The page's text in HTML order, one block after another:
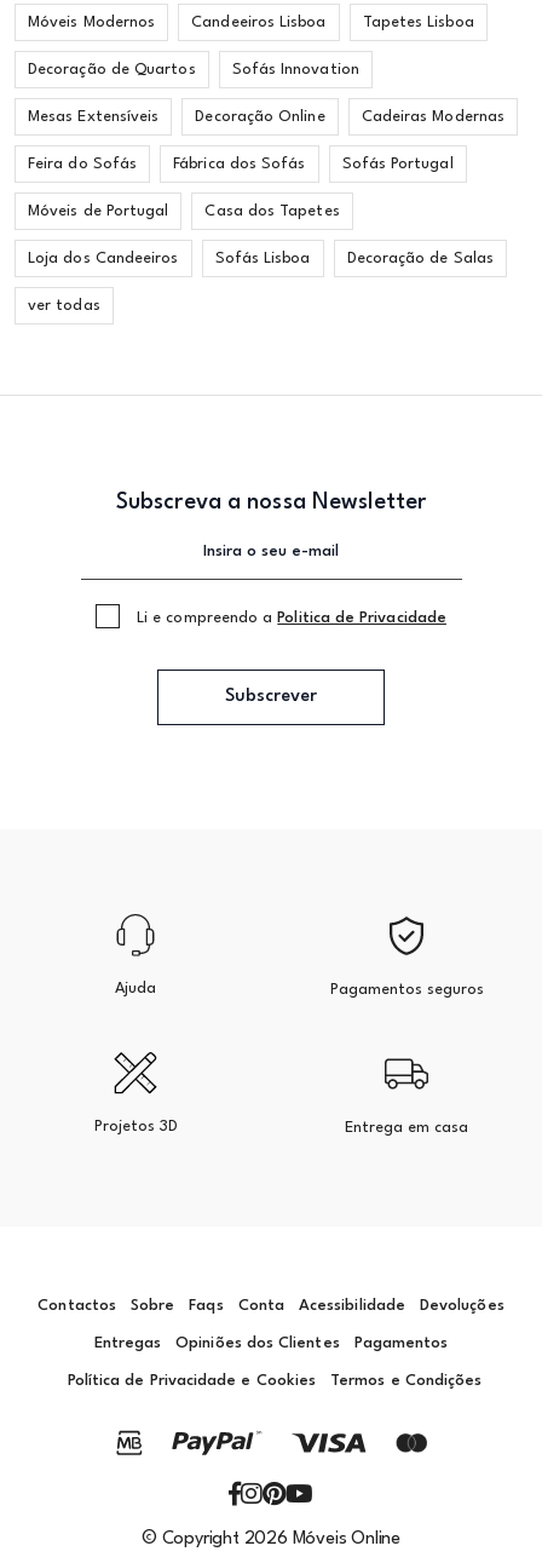
Móveis Modernos Candeeiros Lisboa Tapetes Lisboa
Decoração de Quartos Sofás Innovation
Mesas Extensíveis Decoração Online Cadeiras Modernas
Feira do Sofás Fábrica dos Sofás Sofás Portugal
Móveis de Portugal Casa dos Tapetes
Loja dos Candeeiros Sofás Lisboa Decoração de Salas
ver todas
Subscreva a nossa Newsletter
Li e compreendo a Politica de Privacidade
Subscrever
Ajuda Pagamentos seguros
Projetos 3D Entrega em casa
Contactos Sobre Faqs Conta Acessibilidade Devoluções
Entregas Opiniões dos Clientes Pagamentos
Política de Privacidade e Cookies Termos e Condições
© Copyright 2026 Móveis Online